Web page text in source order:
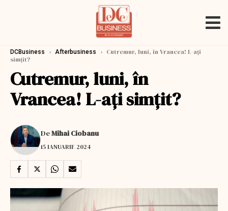
DCBusiness › Afterbusiness › Cutremur, luni, în Vrancea! L-aţi
simţit?
Cutremur, luni, în
Vrancea! L-aţi simţit?
DeMihai Ciobanu
15 IANUARIE 2024